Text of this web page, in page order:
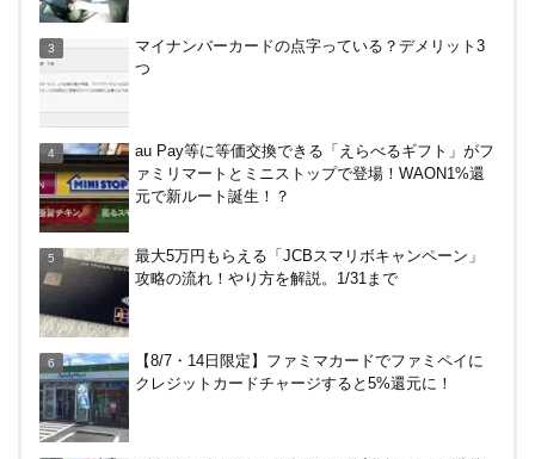
還元率2%キャンペーン！2/1～3/31
が可能に！月末のみ残高200万円必要。1/1～
～
ッシュバック！中小企業店舗の対象店舗で。～8/31
マイナンバーカードの点字っている？デメリット3
つ
au Pay等に等価交換できる「えらべるギフト」がフ
ァミリマートとミニストップで登場！WAON1%還
元で新ルート誕生！？
最大5万円もらえる「JCBスマリボキャンペーン」
攻略の流れ！やり方を解説。1/31まで
【8/7・14日限定】ファミマカードでファミペイに
クレジットカードチャージすると5%還元に！